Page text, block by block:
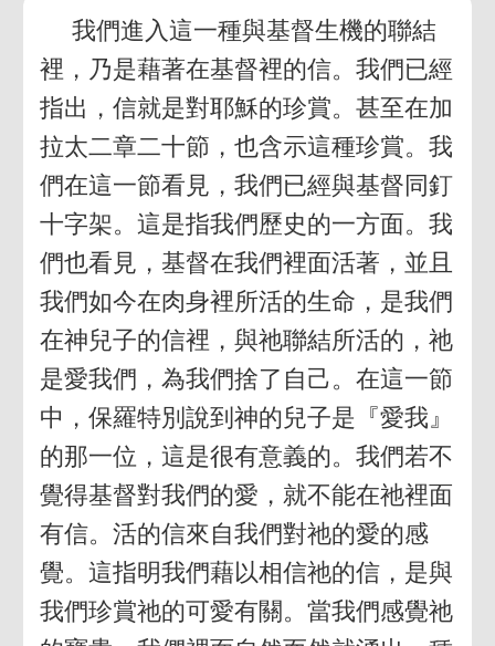
我們進入這一種與基督生機的聯結
裡，乃是藉著在基督裡的信。我們已經
指出，信就是對耶穌的珍賞。甚至在加
拉太二章二十節，也含示這種珍賞。我
們在這一節看見，我們已經與基督同釘
十字架。這是指我們歷史的一方面。我
們也看見，基督在我們裡面活著，並且
我們如今在肉身裡所活的生命，是我們
在神兒子的信裡，與祂聯結所活的，祂
是愛我們，為我們捨了自己。在這一節
中，保羅特別說到神的兒子是『愛我』
的那一位，這是很有意義的。我們若不
覺得基督對我們的愛，就不能在祂裡面
有信。活的信來自我們對祂的愛的感
覺。這指明我們藉以相信祂的信，是與
我們珍賞祂的可愛有關。當我們感覺祂